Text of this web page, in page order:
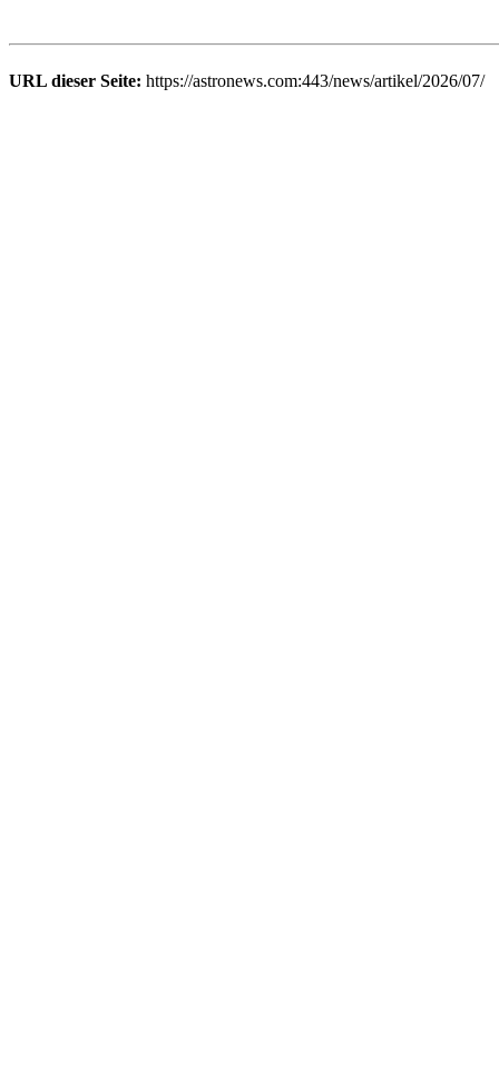
URL dieser Seite: https://astronews.com:443/news/artikel/2026/07/